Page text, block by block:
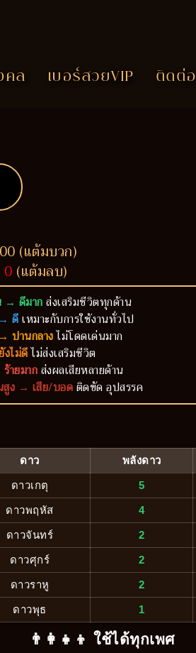
คล เบอร์สวยVIP ติดต่อ
(แต้มบวก)
0 (แต้มลบ)
→ ดีมากส่งเสริมชีวิตทุกด้าน
ดีเหมาะกับการใช้งานทั่วไป
ปานกลางไม่โดดเด่นมาก
ไม่ดีไม่ส่งเสริมชีวิต
ายมากส่งผลเสียหลายด้าน
ง → เสีย/บอดติดขัด อุปสรรค
ดาว พลังดาว
ดาวเกตุ 5
ดาวพฤหัส 4
ดาวจันทร์ 2
ดาวศุกร์ 2
ดาวราหู 2
ดาวพุธ 1
👨‍👩‍👧‍👦 ใช้ได้ทุกเพศ